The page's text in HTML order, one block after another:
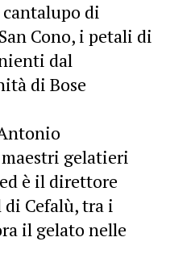
di
Cono, i petali di
dal
di Bose
gelatieri
è il direttore
Cefalù, tra i
il gelato nelle